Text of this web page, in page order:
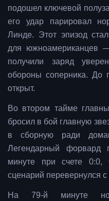
подошел ключевой
его удар парировал
Линде. Этот эпизод
для южноамериканцев
получили заряд
обороны соперника. До
открыт.
Во втором тайме
бросил в бой главную
в сборную ради
Легендарный
минуте при счете 0:0,
сценарий перевернулся с
На 79-й минуте